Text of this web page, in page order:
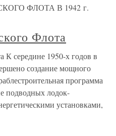
ФЛОТА В 1942 г.
Флота
середине 1950-х годов в
создание мощного
программа
подводных лодок-
установками,